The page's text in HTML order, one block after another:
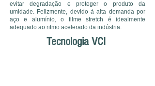
evitar degradação e proteger o produto da
umidade. Felizmente, devido à alta demanda por
aço e alumínio, o filme stretch é idealmente
adequado ao ritmo acelerado da indústria.
Tecnologia VCI